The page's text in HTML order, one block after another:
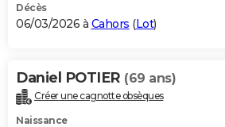
Décès
06/03/2026 à Cahors (Lot)
Daniel POTIER (69 ans)
Créer une cagnotte obsèques
Naissance